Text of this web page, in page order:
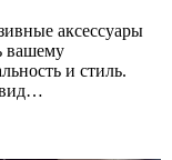
аксессуары
вашему
и стиль.